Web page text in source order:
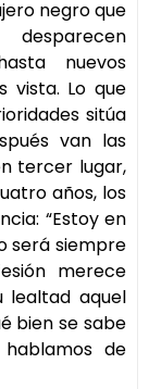
negro que
nuevos
vista. Lo que
sitúa
van las
tercer lugar,
años, los
“Estoy en
será siempre
merece
lealtad aquel
bien se sabe
de